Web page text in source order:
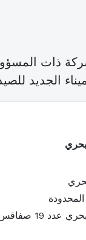
ذات
للصيد
19 صفاقس